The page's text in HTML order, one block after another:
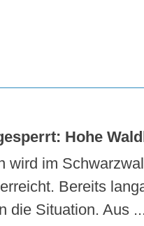
Hohe
wird im
Bereits
die Situation. Aus